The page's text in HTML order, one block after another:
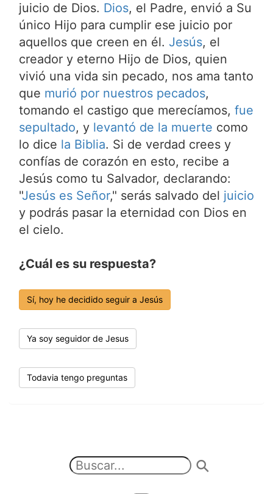
juicio de Dios. Dios, el Padre, envió a Su
único Hijo para cumplir ese juicio por
aquellos que creen en él. Jesús, el
creador y eterno Hijo de Dios, quien
vivió una vida sin pecado, nos ama tanto
que murió por nuestros pecados,
tomando el castigo que merecíamos, fue
sepultado, y levantó de la muerte como
lo dice la Biblia. Si de verdad crees y
confías de corazón en esto, recibe a
Jesús como tu Salvador, declarando:
"Jesús es Señor," serás salvado del juicio
y podrás pasar la eternidad con Dios en
el cielo.
¿Cuál es su respuesta?
Sí, hoy he decidido seguir a Jesús
Ya soy seguidor de Jesus
Todavia tengo preguntas